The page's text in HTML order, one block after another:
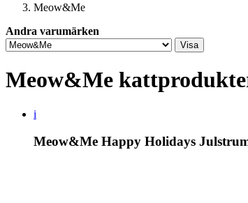
Meow&Me
Andra varumärken
Meow&Me
i
Meow&Me Happy Holidays